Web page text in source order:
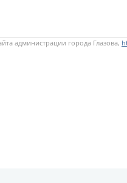
администрации города Глазова,